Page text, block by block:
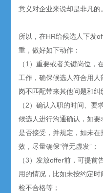
意义对企业来说却是非凡的
所以，在HR给候选人下发
重，做好如下动作：
（1）重要或者关键岗位，
工作，确保候选人符合用
岗不匹配带来其他问题和纠
（2）确认入职的时间、要
候选人进行沟通确认，如
是否接受，并规定，如未
效，尽量确保“弹无虚发”；
（3）发放offer前，可提
用的情况，比如未按约定
检不合格等；